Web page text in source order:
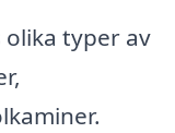
olika typer av